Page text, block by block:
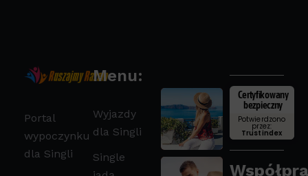
Portal
wypoczynku
dla Singli
Menu:
Wyjazdy
dla Singli
Single
Certyfikowany
bezpieczny
Potwierdzono
przez:
Trustindex